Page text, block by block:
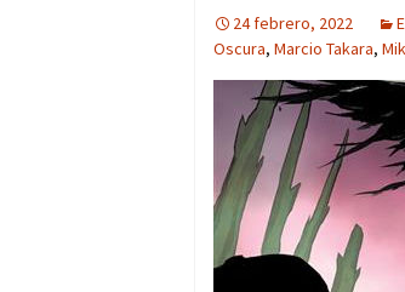
24 febrero, 2022
Oscura, Marcio Takara,